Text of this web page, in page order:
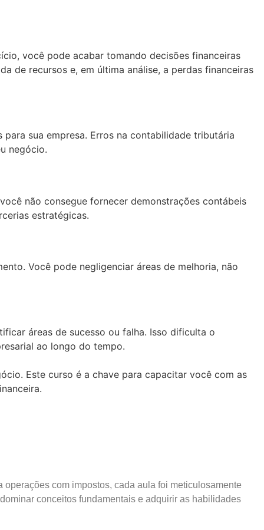
você pode acabar tomando decisões financeiras
de recursos e, em última análise, a perdas financeiras
sua empresa. Erros na contabilidade tributária
negócio.
não consegue fornecer demonstrações contábeis
estratégicas.
Você pode negligenciar áreas de melhoria, não
áreas de sucesso ou falha. Isso dificulta o
ao longo do tempo.
Este curso é a chave para capacitar você com as
com impostos, cada aula foi meticulosamente
conceitos fundamentais e adquirir as habilidades